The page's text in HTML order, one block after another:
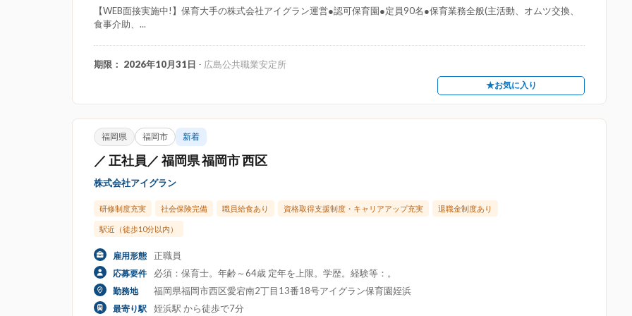
【WEB面接実施中!】保育大手の株式会社アイグラン運営●認可保育園●定員90名●保育業務全般(主活動、オムツ交換、
食事介助、...
期限： 2026年10月31日 - 広島公共職業安定所
★お気に入り
福岡県 福岡市 新着
／ 正社員／ 福岡県 福岡市 西区
株式会社アイグラン
研修制度充実 社会保険完備 職員給食あり 資格取得支援制度・キャリアアップ充実 退職金制度あり
駅近（徒歩10分以内）
雇用形態 正職員
応募要件 必須：保育士。年齢～64歳 定年を上限。学歴。経験等：。
勤務地 福岡県福岡市西区愛宕南2丁目13番18号アイグラン保育園姪浜
最寄り駅 姪浜駅 から徒歩で7分